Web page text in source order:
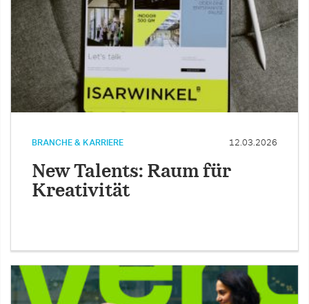
BRANCHE & KARRIERE 12.03.2026
New Talents: Raum für
Kreativität